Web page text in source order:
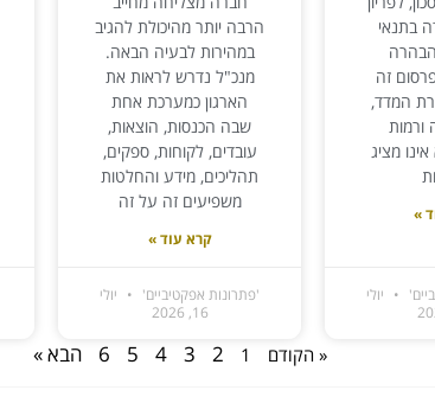
בתנאי
הבהרה
זה
המדד,
ורמות
מציג
»
יולי
הרבה יותר מהיכולת להגיב
במהירות לבעיה הבאה.
מנכ"ל נדרש לראות את
הארגון כמערכת אחת
שבה הכנסות, הוצאות,
עובדים, לקוחות, ספקים,
תהליכים, מידע והחלטות
משפיעים זה על זה
קרא עוד »
'פתרונות אפקטיביים'
יולי
16, 2026
« הקודם 1
2
3
4
5
6 הבא »